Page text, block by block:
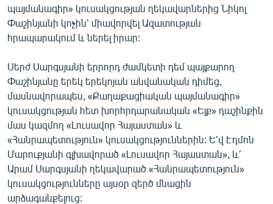
ԲԱՆԱՎԵՃ
ՁԳՏԵԼՈՎ ԼԱՎԱԳՈՒՅՆԻՆ
Հայերեն
English
Русский
ՀԵՏԵՎԵՔ ՄԵԶ
պայմանագիր» կուսակցության ղեկավարներից Նիկոլ
Փաշինյանի կոչին՝ միավորվել Ազատության
հրապարակում և ներել իրար:
Սերժ Սարգսյանի երրորդ ժամկետի դեմ պայքարող
Փաշինյանը երեկ երեկոյան անվանական դիմեց,
մասնավորապես, «Քաղաքացիական պայմանագիր»
կուսակցության հետ խորհրդարանական «Ելք» դաշինքին
մաս կազմող «Լուսավոր Հայաստան» և
«Հանրապետություն» կուսակցություններին: Ե՛վ Էդմոն
Մարուքյանի գլխավորած «Լուսավոր Հայաստան», և՛
Արամ Սարգսյանի ղեկավարած «Հանրապետություն»
կուսակցությունները այսօր զերծ մնացին
արձագանքելուց: